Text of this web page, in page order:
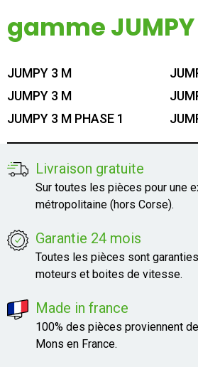
01 60 48 23 09
gamme JUMPY
JUMPY 3 M
JUMPY 3 M
JUMPY 3 M PHASE 1
Livraison gratuite
Sur toutes les pièces pour une
métropolitaine (hors Corse).
Garantie 24 mois
Toutes les pièces sont
moteurs et boites de vitesse.
Made in france
100% des pièces proviennent
Mons en France.